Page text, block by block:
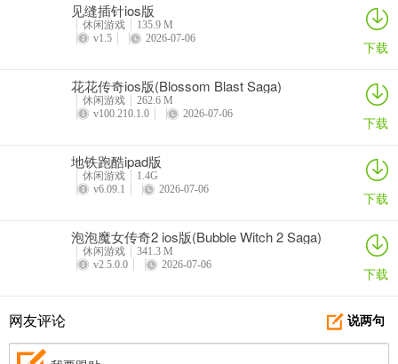
月兔漫游怎么解锁地图
第一天，自动解锁树屋、田地、尤里商店一层、码头、镇公所等场
景，玩家去跟NPC逐个对话解锁就可以了。
第二天，解锁尤里商店二层，镇公所里找到东安对话可以解锁工具
店，东安是随机时间出现的。镇公所或扭蛋机旁跟琪琪对话，解锁琪
第三天，尤里商店找莫卡对话（出现时间随机），解锁莫卡家。
第五天，去莫卡家，随机时间触发事件打破花盆，解锁花店。得知需
要购买胶水修复盆子。
见缝插针ios版
休闲游戏
135.9 M
v1.5
2026-07-06 下载
花花传奇ios版(Blossom Blast Saga)
休闲游戏
262.6 M
v100.210.1.0
2026-07-06 下载
地铁跑酷ipad版
休闲游戏
1.4G
v6.09.1
2026-07-06 下载
泡泡魔女传奇2 ios版(Bubble Witch 2 Saga)
休闲游戏
341.3 M
v2.5.0.0
2026-07-06 下载
说两句
网友评论